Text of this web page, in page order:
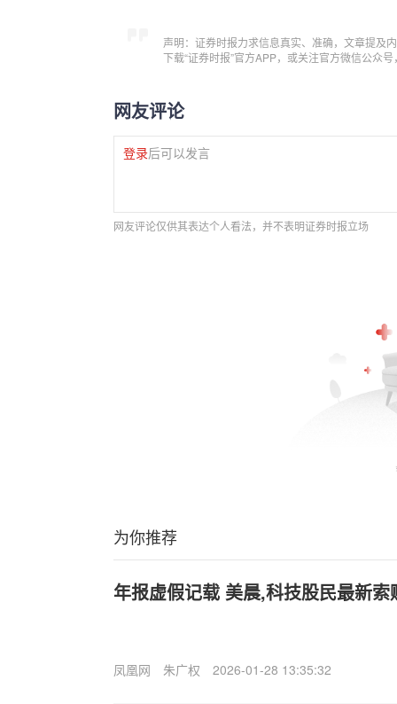
声明：证券时报力求信息真实、准确，文章提及
下载“证券时报”官方APP，或关注官方微信公众
网友评论
登录后可以发言
网友评论仅供其表达个人看法，并不表明证券时报立场
为你推荐
年报虚假记载 美晨,科技股民最新索
凤凰网 朱广权 2026-01-28 13:35:32